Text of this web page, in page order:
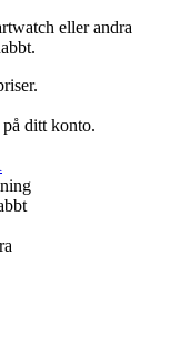
eller andra
på ditt konto.